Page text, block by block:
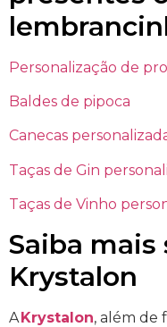
Personalização de
Baldes de pipoca
Canecas
Taças de Gin
Taças de Vinho
Saiba mais
Krystalon
AKrystalon, além de